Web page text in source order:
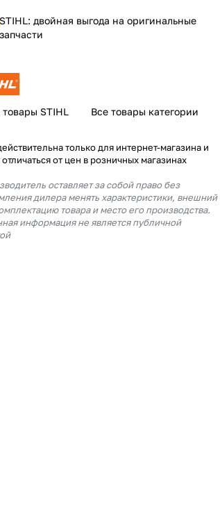
STIHL: двойная выгода на оригинальные
запчасти
товары STIHL Все товары категории
только для интернет-магазина и
от цен в розничных магазинах
оставляет за собой право без
дилера менять характеристики, внешний
товара и место его производства.
информация не является публичной